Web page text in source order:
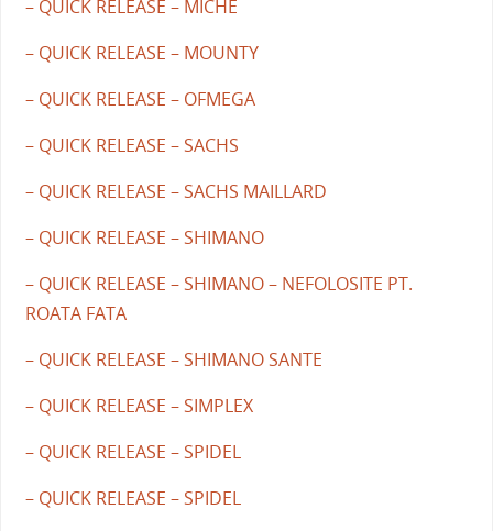
– QUICK RELEASE – MICHE
– QUICK RELEASE – MOUNTY
– QUICK RELEASE – OFMEGA
– QUICK RELEASE – SACHS
– QUICK RELEASE – SACHS MAILLARD
– QUICK RELEASE – SHIMANO
– QUICK RELEASE – SHIMANO – NEFOLOSITE PT.
ROATA FATA
– QUICK RELEASE – SHIMANO SANTE
– QUICK RELEASE – SIMPLEX
– QUICK RELEASE – SPIDEL
– QUICK RELEASE – SPIDEL